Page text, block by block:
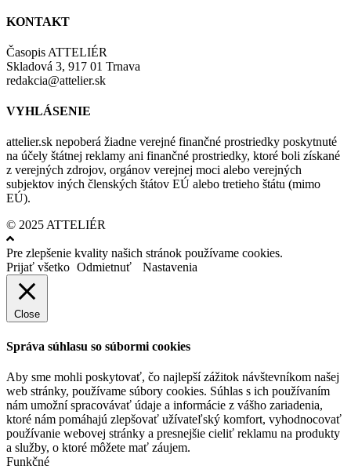
KONTAKT
Časopis ATTELIÉR
Skladová 3, 917 01 Trnava
redakcia@attelier.sk
VYHLÁSENIE
attelier.sk nepoberá žiadne verejné finančné prostriedky poskytnuté
na účely štátnej reklamy ani finančné prostriedky, ktoré boli získané
z verejných zdrojov, orgánov verejnej moci alebo verejných
subjektov iných členských štátov EÚ alebo tretieho štátu (mimo
EÚ).
© 2025 ATTELIÉR
Pre zlepšenie kvality našich stránok používame cookies.
Prijať všetko Odmietnuť Nastavenia
Close
Správa súhlasu so súbormi cookies
Aby sme mohli poskytovať, čo najlepší zážitok návštevníkom našej
web stránky, používame súbory cookies. Súhlas s ich používaním
nám umožní spracovávať údaje a informácie z vášho zariadenia,
ktoré nám pomáhajú zlepšovať užívateľský komfort, vyhodnocovať
používanie webovej stránky a presnejšie cieliť reklamu na produkty
a služby, o ktoré môžete mať záujem.
Funkčné